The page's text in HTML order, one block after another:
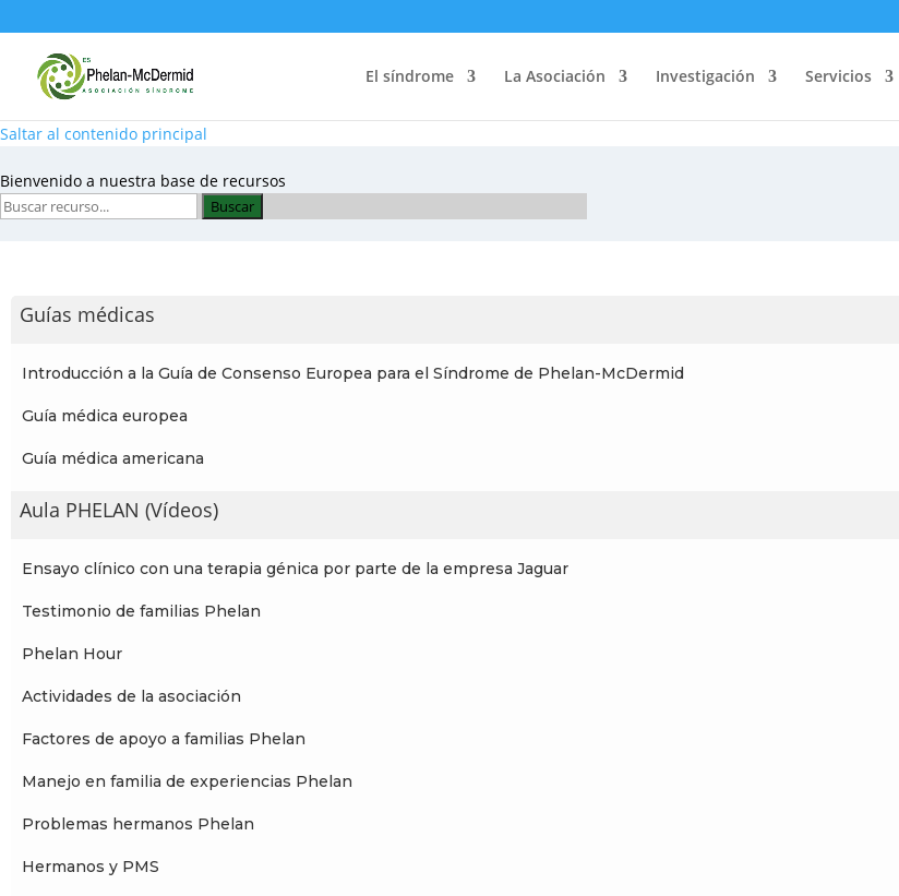
El síndrome La Asociación Investigación Servicios
Saltar al contenido principal
Bienvenido a nuestra base de recursos
Buscar
Guías médicas
Introducción a la Guía de Consenso Europea para el Síndrome de Phelan-McDermid
Guía médica europea
Guía médica americana
Aula PHELAN (Vídeos)
Ensayo clínico con una terapia génica por parte de la empresa Jaguar
Testimonio de familias Phelan
Phelan Hour
Actividades de la asociación
Factores de apoyo a familias Phelan
Manejo en familia de experiencias Phelan
Problemas hermanos Phelan
Hermanos y PMS